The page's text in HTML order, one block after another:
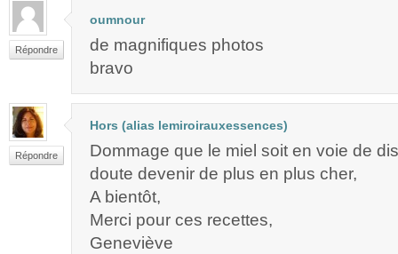
Répondre
oumnour
de magnifiques photos
bravo
Répondre
Hors (alias lemiroirauxessences)
Dommage que le miel soit en voie de
doute devenir de plus en plus cher,
A bientôt,
Merci pour ces recettes,
Geneviève